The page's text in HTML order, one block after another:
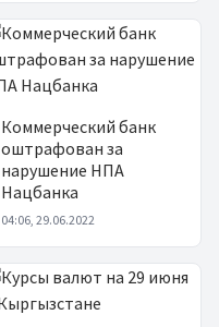
Коммерческий банк
оштрафован за
нарушение НПА
Нацбанка
04:06, 29.06.2022